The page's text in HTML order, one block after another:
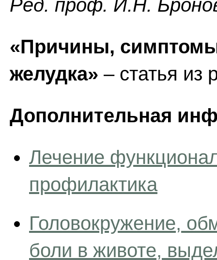
Ред. проф. И.Н.
«Причины,
желудка» – статья из
Дополнительная
Лечение
профилактика
Головокружение,
боли в животе,